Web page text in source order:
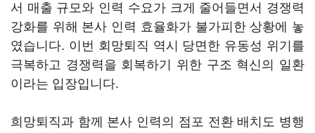
서 매출 규모와 인력 수요가 크게 줄어들면서 경쟁력
강화를 위해 본사 인력 효율화가 불가피한 상황에 놓
였습니다. 이번 회망퇴직 역시 당면한 유동성 위기를
극복하고 경쟁력을 회복하기 위한 구조 혁신의 일환
이라는 입장입니다.
희망퇴직과 함께 본사 인력의 점포 전환 배치도 병행